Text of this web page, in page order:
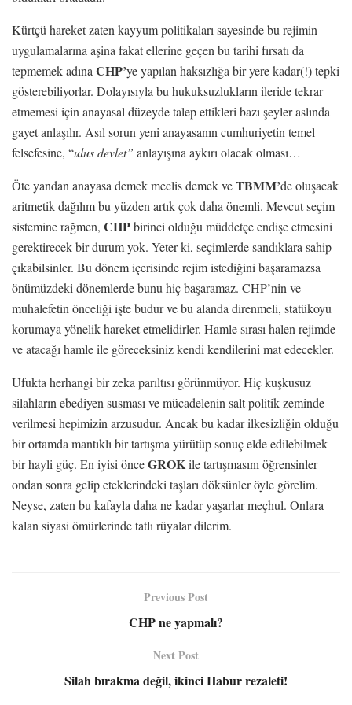
Kürtçü hareket zaten kayyum politikaları sayesinde bu rejimin
uygulamalarına aşina fakat ellerine geçen bu tarihi fırsatı da
tepmemek adına CHP’ye yapılan haksızlığa bir yere kadar(!) tepki
gösterebiliyorlar. Dolayısıyla bu hukuksuzlukların ileride tekrar
etmemesi için anayasal düzeyde talep ettikleri bazı şeyler aslında
gayet anlaşılır. Asıl sorun yeni anayasanın cumhuriyetin temel
felsefesine, “ulus devlet” anlayışına aykırı olacak olması…
Öte yandan anayasa demek meclis demek veTBMM’de oluşacak
aritmetik dağılım bu yüzden artık çok daha önemli. Mevcut seçim
sistemine rağmen, CHPbirinci olduğu müddetçe endişe etmesini
gerektirecek bir durum yok. Yeter ki, seçimlerde sandıklara sahip
çıkabilsinler. Bu dönem içerisinde rejim istediğini başaramazsa
önümüzdeki dönemlerde bunu hiç başaramaz. CHP’nin ve
muhalefetin önceliği işte budur ve bu alanda direnmeli, statükoyu
korumaya yönelik hareket etmelidirler. Hamle sırası halen rejimde
ve atacağı hamle ile göreceksiniz kendi kendilerini mat edecekler.
Ufukta herhangi bir zeka parıltısı görünmüyor. Hiç kuşkusuz
silahların ebediyen susması ve mücadelenin salt politik zeminde
verilmesi hepimizin arzusudur. Ancak bu kadar ilkesizliğin olduğu
bir ortamda mantıklı bir tartışma yürütüp sonuç elde edilebilmek
bir hayli güç. En iyisi önceGROKile tartışmasını öğrensinler
ondan sonra gelip eteklerindeki taşları döksünler öyle görelim.
Neyse, zaten bu kafayla daha ne kadar yaşarlar meçhul. Onlara
kalan siyasi ömürlerinde tatlı rüyalar dilerim.
Previous Post
CHP ne yapmalı?
Next Post
Silah bırakma değil, ikinci Habur rezaleti!